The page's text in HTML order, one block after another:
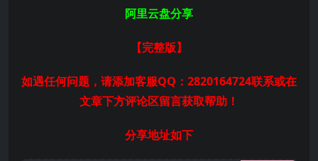
阿里云盘分享
【完整版】
如遇任何问题，请添加客服QQ：2820164724联系或在
文章下方评论区留言获取帮助！
分享地址如下